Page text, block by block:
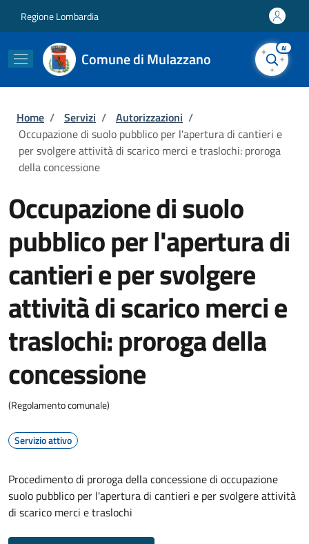
Regione Lombardia
Comune di Mulazzano
AI
Briciole di pane
Home / Servizi / Autorizzazioni /
Occupazione di suolo pubblico per l'apertura di cantieri e
per svolgere attività di scarico merci e traslochi: proroga
della concessione
Occupazione di suolo
pubblico per l'apertura di
cantieri e per svolgere
attività di scarico merci e
traslochi: proroga della
concessione
(Regolamento comunale)
Servizio attivo
Procedimento di proroga della concessione di occupazione
suolo pubblico per l'apertura di cantieri e per svolgere attività
di scarico merci e traslochi